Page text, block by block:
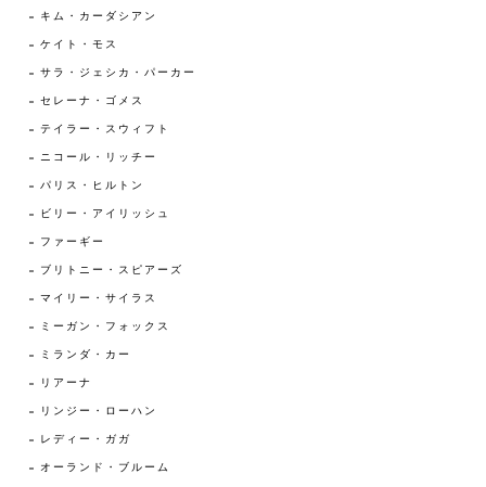
キム・カーダシアン
ケイト・モス
サラ・ジェシカ・パーカー
セレーナ・ゴメス
テイラー・スウィフト
ニコール・リッチー
パリス・ヒルトン
ビリー・アイリッシュ
ファーギー
ブリトニー・スピアーズ
マイリー・サイラス
ミーガン・フォックス
ミランダ・カー
リアーナ
リンジー・ローハン
レディー・ガガ
オーランド・ブルーム